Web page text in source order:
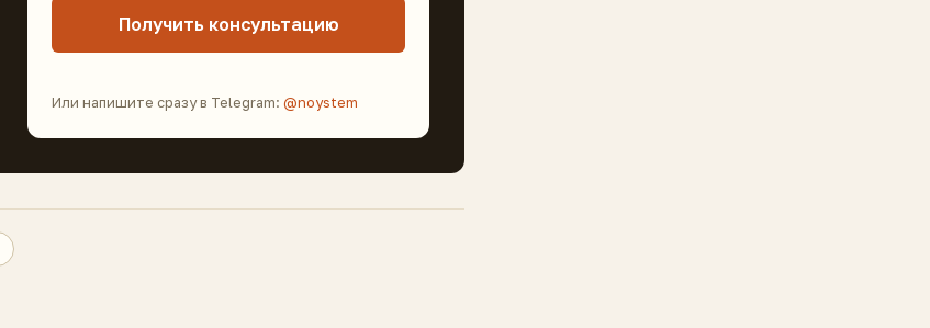
Получить консультацию
Или напишите сразу в Telegram: @noystem